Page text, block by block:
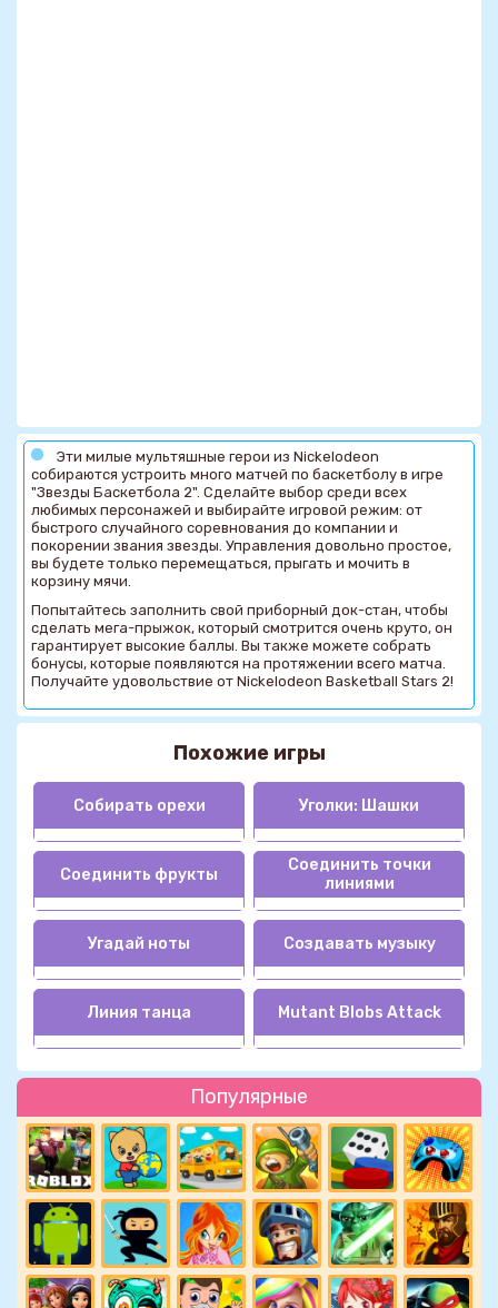
Популярные
Эти милые мультяшные герои из Nickelodeon
собираются устроить много матчей по баскетболу в игре
"Звезды Баскетбола 2". Сделайте выбор среди всех
любимых персонажей и выбирайте игровой режим: от
быстрого случайного соревнования до компании и
покорении звания звезды. Управления довольно простое,
вы будете только перемещаться, прыгать и мочить в
корзину мячи.
Попытайтесь заполнить свой приборный док-стан, чтобы
сделать мега-прыжок, который смотрится очень круто, он
гарантирует высокие баллы. Вы также можете собрать
бонусы, которые появляются на протяжении всего матча.
Получайте удовольствие от Nickelodeon Basketball Stars 2!
Похожие игры
Собирать орехи Уголки: Шашки
Соединить фрукты
Соединить точки
линиями
Угадай ноты Создавать музыку
Линия танца Mutant Blobs Attack